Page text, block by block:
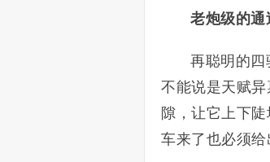
老炮级的通
再聪明的四
不能说是天赋
隙，让它上下
车来了也必须给